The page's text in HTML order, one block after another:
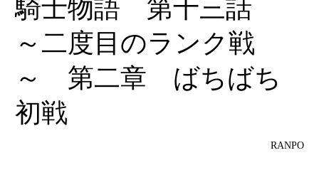
騎士物語 第十三話
～二度目のランク戦
～ 第二章 ばちばち
初戦
RANPO